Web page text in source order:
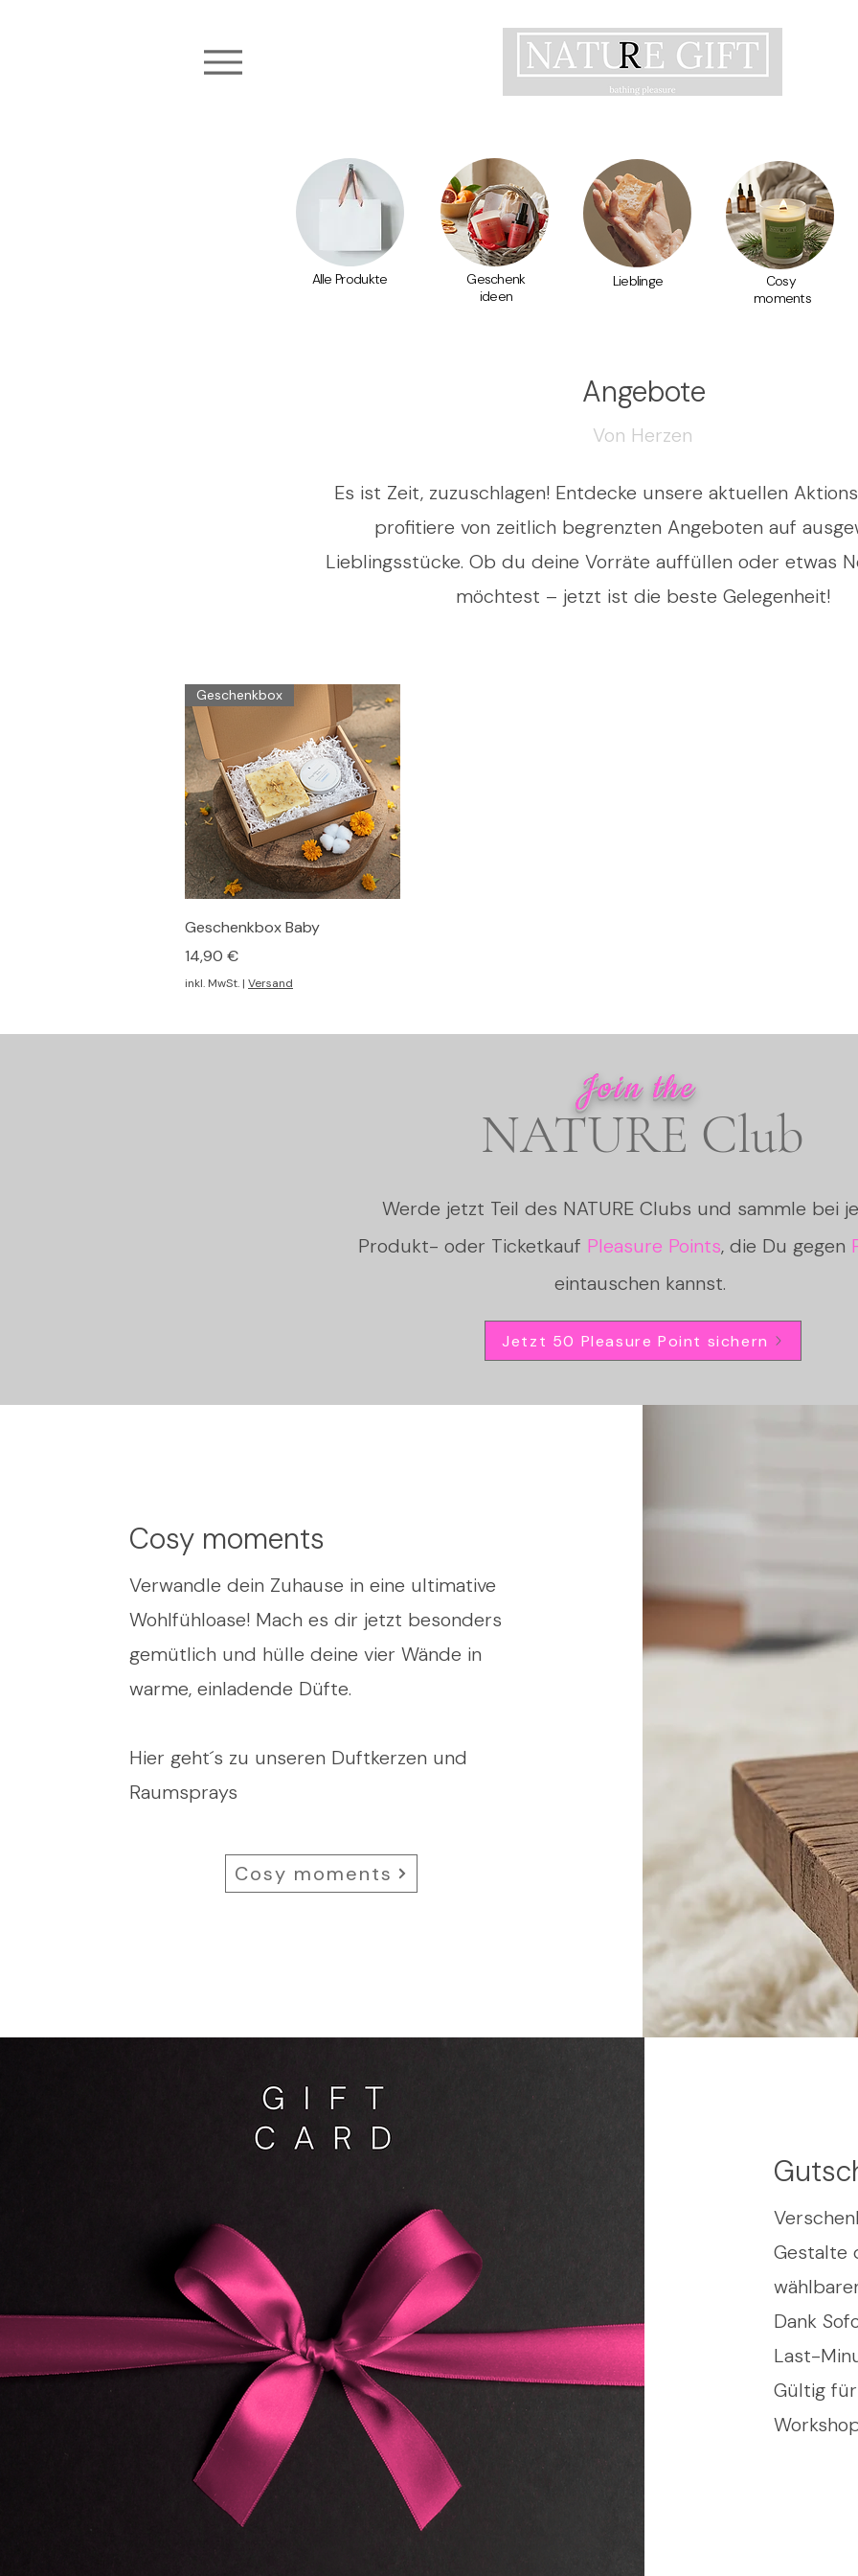
Alle Produkte
Geschenk
ideen
Lieblinge
Cosy
moments
Angebote
Von Herzen
Es ist Zeit, zuzuschlagen! Entdecke unsere aktuellen
profitiere von zeitlich begrenzten Angeboten auf
Lieblingsstücke. Ob du deine Vorräte auffüllen oder etwas
möchtest – jetzt ist die beste Gelegenheit!
Schnellansicht
Geschenkbox
Geschenkbox Baby
Preis
14,90 €
inkl. MwSt. | Versand
NATURE Club
Join the
Werde jetzt Teil des NATURE Clubs und sammle bei
Produkt- oder Ticketkauf Pleasure Points, die Du gegen
eintauschen kannst.
Jetzt 50 Pleasure Point sichern
Cosy moments
Verwandle dein Zuhause in eine ultimative
Wohlfühloase! Mach es dir jetzt besonders
gemütlich und hülle deine vier Wände in
warme, einladende Düfte.
Hier geht´s zu unseren Duftkerzen und
Raumsprays
Cosy moments
Gestalte
Dank
Last-
Gültig